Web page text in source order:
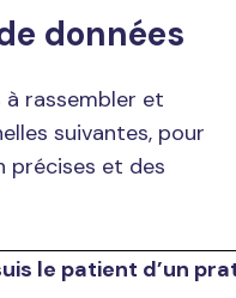
données
à rassembler et
suivantes, pour
précises et des
le patient d’un